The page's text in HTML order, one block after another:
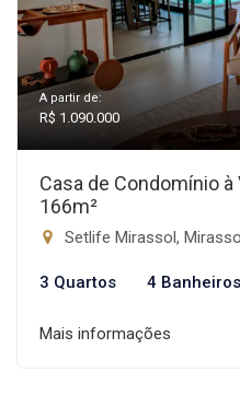
A partir de:
R$ 1.090.000
Casa de Condomínio
166m²
Setlife Mirassol,
3 Quartos 4 Banheiros
Mais informações